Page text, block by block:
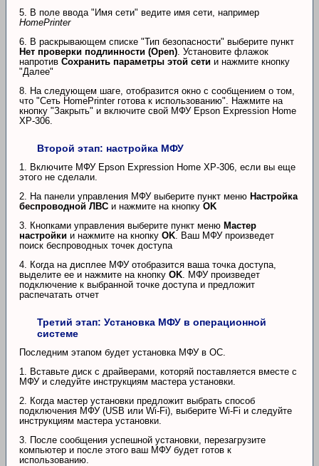
5. В поле ввода "Имя сети" ведите имя сети, например
HomePrinter
6. В раскрывающем списке "Тип безопасности" выберите пункт
Нет проверки подлинности (Open) . Установите флажок
напротив Сохранить параметры этой сети и нажмите кнопку
"Далее"
8. На следующем шаге, отобразится окно с сообщением о том,
что "Сеть HomePrinter готова к использованию". Нажмите на
кнопку "Закрыть" и включите свой МФУ Epson Expression Home
XP-306.
Второй этап: настройка МФУ
1. Включите МФУ Epson Expression Home XP-306, если вы еще
этого не сделали.
2. На панели управления МФУ выберите пункт меню Настройка
беспроводной ЛВС и нажмите на кнопку OK
3. Кнопками управления выберите пункт меню Мастер
настройки и нажмите на кнопку OK . Ваш МФУ произведет
поиск беспроводных точек доступа
4. Когда на дисплее МФУ отобразится ваша точка доступа,
выделите ее и нажмите на кнопку OK . МФУ произведет
подключение к выбранной точке доступа и предложит
распечатать отчет
Третий этап: Установка МФУ в операционной
системе
Последним этапом будет установка МФУ в ОС.
1. Вставьте диск с драйверами, которяй поставляется вместе с
МФУ и следуйте инструкциям мастера установки.
2. Когда мастер установки предложит выбрать способ
подключения МФУ (USB или Wi-Fi), выберите Wi-Fi и следуйте
инструкциям мастера установки.
3. После сообщения успешной установки, перезагрузите
компьютер и после этого ваш МФУ будет готов к
использованию.